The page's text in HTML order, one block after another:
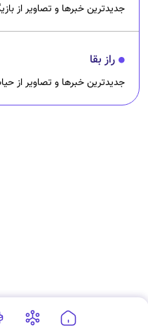
جدیدترین خبرها و تصاویر از
راز بقا
جدیدترین خبرها و تصاویر از